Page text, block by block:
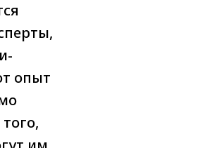
опыт